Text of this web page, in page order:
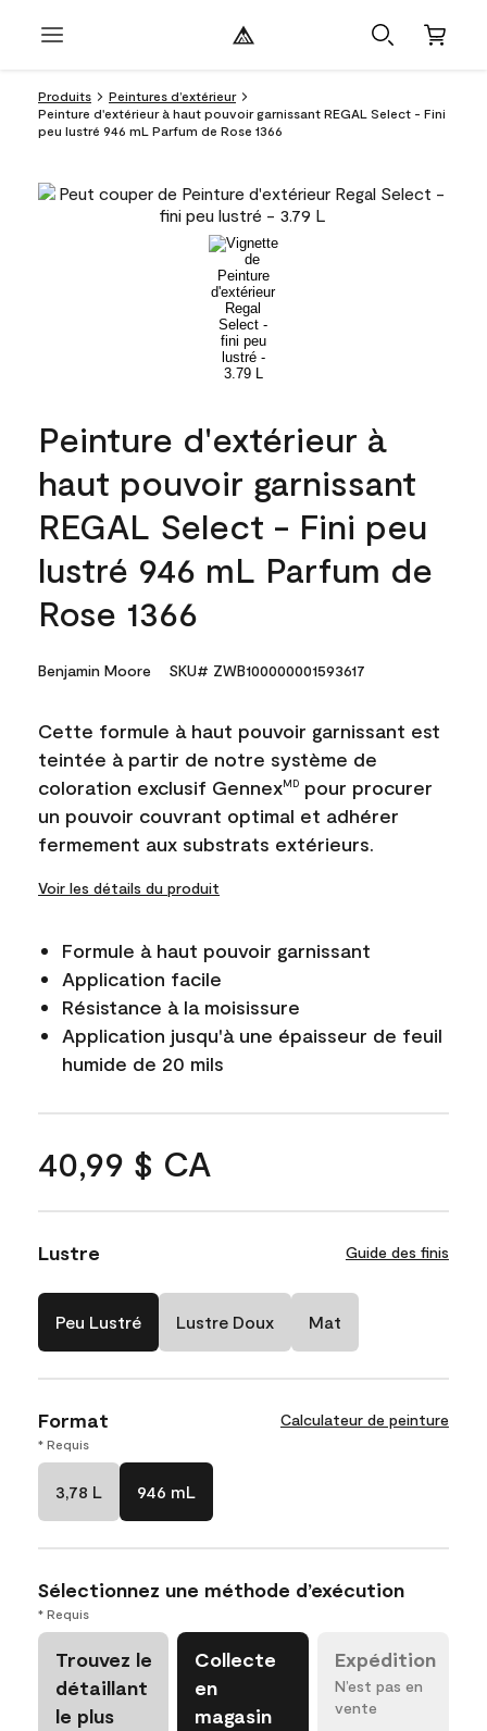
Produits
Peintures d’extérieur
Peinture d'extérieur à haut pouvoir garnissant REGAL Select - Fini
peu lustré 946 mL Parfum de Rose 1366
Peinture d'extérieur à
haut pouvoir garnissant
REGAL Select - Fini peu
lustré 946 mL Parfum de
Rose 1366
Benjamin Moore SKU# ZWB100000001593617
Cette formule à haut pouvoir garnissant est
teintée à partir de notre système de
coloration exclusif GennexMD pour procurer
un pouvoir couvrant optimal et adhérer
fermement aux substrats extérieurs.
Voir les détails du produit
Formule à haut pouvoir garnissant
Application facile
Résistance à la moisissure
Application jusqu'à une épaisseur de feuil
humide de 20 mils
40,99 $ CA
Lustre Guide des finis
Peu Lustré Lustre Doux Mat
Format Calculateur de peinture
* Requis
3,78 L 946 mL
Sélectionnez une méthode d’exécution
* Requis
Trouvez le
détaillant
le plus
Collecte
en
magasin
Expédition
N’est pas en
vente